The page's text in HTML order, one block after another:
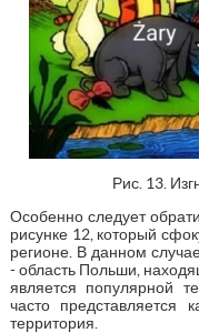
Рис. 13.
Особенно следует
рисунке 12, который
регионе. В данном
- область Польши,
является популярной
часто представляется
территория.